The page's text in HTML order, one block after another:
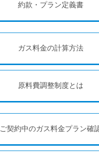
約款・プラン定義書
ガス料金の計算方法
原料費調整制度とは
ご契約中のガス料金プラン確